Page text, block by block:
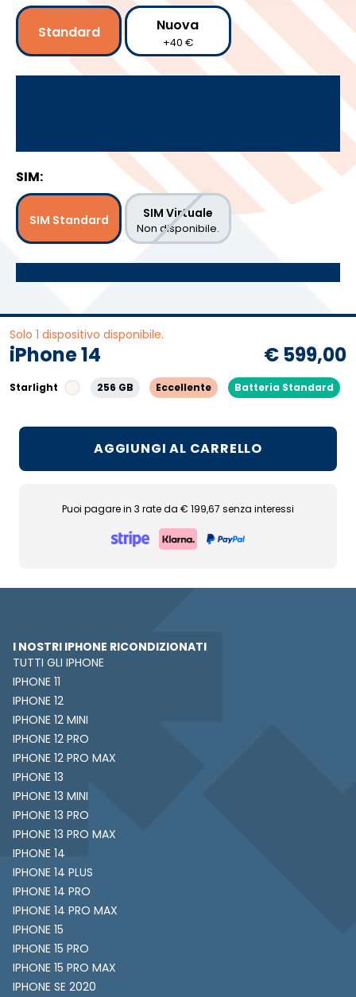
Standard Nuova
+40 €
SIM:
SIM Standard SIM Virtuale
Non disponibile.
Solo 1 dispositivo disponibile.
iPhone 14 € 599,00
Starlight 256 GB Eccellente Batteria Standard
AGGIUNGI AL CARRELLO
Puoi pagare in 3 rate da € 199,67 senza interessi
I NOSTRI IPHONE RICONDIZIONATI
TUTTI GLI IPHONE
IPHONE 11
IPHONE 12
IPHONE 12 MINI
IPHONE 12 PRO
IPHONE 12 PRO MAX
IPHONE 13
IPHONE 13 MINI
IPHONE 13 PRO
IPHONE 13 PRO MAX
IPHONE 14
IPHONE 14 PLUS
IPHONE 14 PRO
IPHONE 14 PRO MAX
IPHONE 15
IPHONE 15 PRO
IPHONE 15 PRO MAX
IPHONE SE 2020